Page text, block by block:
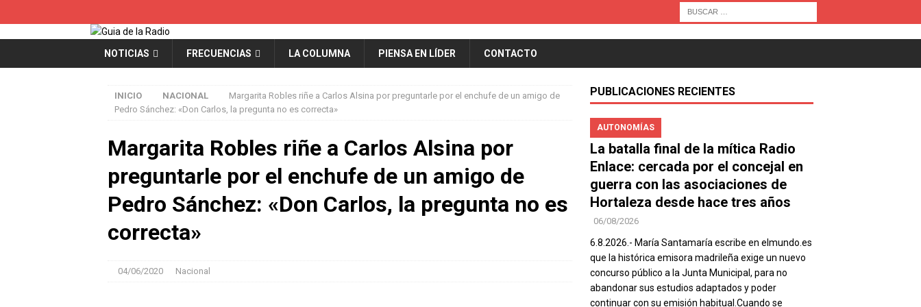
NOTICIAS FRECUENCIAS LA COLUMNA PIENSA EN LÍDER CONTACTO
INICIO NACIONAL
Margarita Robles riñe a Carlos Alsina por preguntarle por el enchufe de un amigo de
Pedro Sánchez: «Don Carlos, la pregunta no es correcta»
Margarita Robles riñe a Carlos Alsina por
preguntarle por el enchufe de un amigo de
Pedro Sánchez: «Don Carlos, la pregunta no es
correcta»
04/06/2020 Nacional
PUBLICACIONES RECIENTES
AUTONOMÍAS
La batalla final de la mítica Radio
Enlace: cercada por el concejal en
guerra con las asociaciones de
Hortaleza desde hace tres años
06/08/2026
6.8.2026.- María Santamaría escribe en elmundo.es
que la histórica emisora madrileña exige un nuevo
concurso público a la Junta Municipal, para no
abandonar sus estudios adaptados y poder
continuar con su emisión habitual.Cuando se